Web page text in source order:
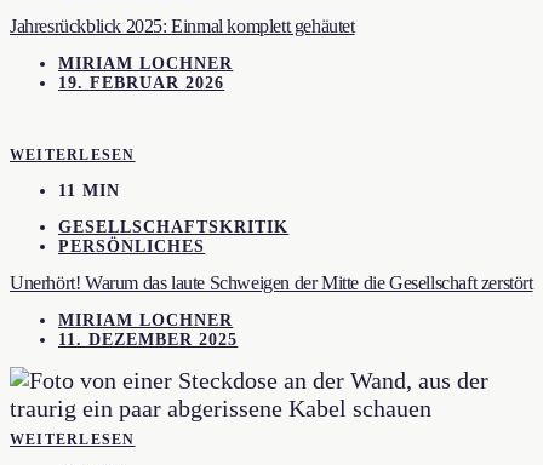
Jahresrückblick 2025: Einmal komplett gehäutet
MIRIAM LOCHNER
19. FEBRUAR 2026
WEITERLESEN
11 MIN
GESELLSCHAFTSKRITIK
PERSÖNLICHES
Unerhört! Warum das laute Schweigen der Mitte die Gesellschaft zerstört
MIRIAM LOCHNER
11. DEZEMBER 2025
WEITERLESEN